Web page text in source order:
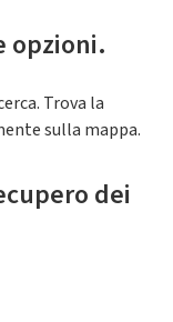
opzioni.
Trova la
sulla mappa.
dei